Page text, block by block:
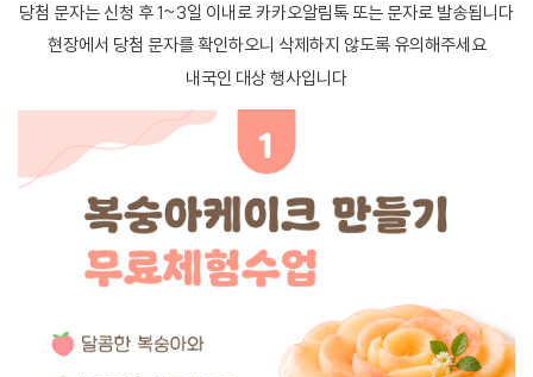
당첨 문자는 신청 후 1~3일 이내로 카카오알림톡 또는 문자로 발송됩니다
현장에서 당첨 문자를 확인하오니 삭제하지 않도록 유의해주세요
내국인 대상 행사입니다